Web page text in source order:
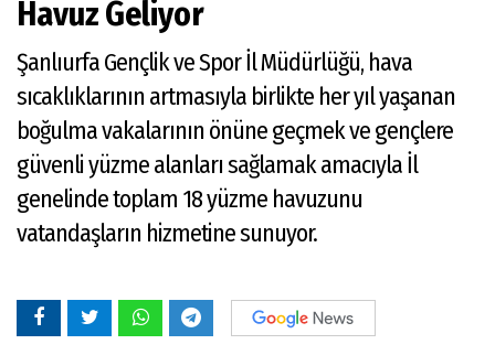
Havuz Geliyor
Şanlıurfa Gençlik ve Spor İl Müdürlüğü, hava
sıcaklıklarının artmasıyla birlikte her yıl yaşanan
boğulma vakalarının önüne geçmek ve gençlere
güvenli yüzme alanları sağlamak amacıyla İl
genelinde toplam 18 yüzme havuzunu
vatandaşların hizmetine sunuyor.